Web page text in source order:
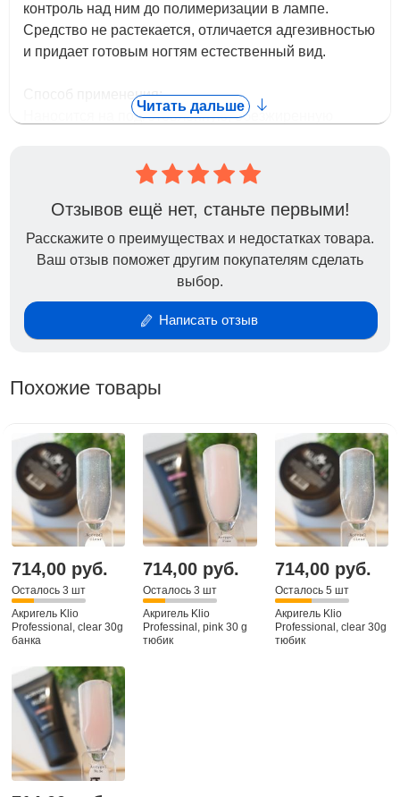
контроль над ним до полимеризации в лампе.
Средство не растекается, отличается адгезивностью
и придает готовым ногтям естественный вид.
Способ применения:
Наносится на подготовленную, обезжиренную
лампах мощностью не менее 36 Ватт. Время
полимеризации: в UV-лампах 120 секунд, в LED-
лампах 60 секунд.
Читать дальше
Отзывов ещё нет, станьте первыми!
Расскажите о преимуществах и недостатках товара.
Ваш отзыв поможет другим покупателям сделать
выбор.
Написать отзыв
Похожие товары
714,00 руб.
Осталось 3 шт
Акригель Klio
Professional, clear 30g
банка
714,00 руб.
Осталось 3 шт
Акригель Klio
Professinal, pink 30 g
тюбик
714,00 руб.
Осталось 5 шт
Акригель Klio
Professional, clear 30g
тюбик